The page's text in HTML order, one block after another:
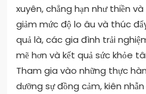
xuyên, chẳng hạn như thiền
giảm mức độ lo âu và thúc
quả là, các gia đình trải
mẽ hơn và kết quả sức khỏe
Tham gia vào những thực
dưỡng sự đồng cảm, kiên